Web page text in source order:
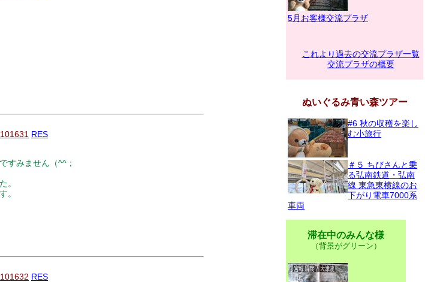
RES
すみません（^^；
。
。
RES
5月お客様交流プラザ
これより過去の交流プラザ一覧
交流プラザの概要
ぬいぐるみ青い森ツアー
#6 秋の収穫を楽し
む小旅行
＃５ ちびさんと乗
る弘南鉄道・弘南
線 東急東横線のお
下がり電車7000系
車両
滞在中のみんな様
（背景がグリーン）